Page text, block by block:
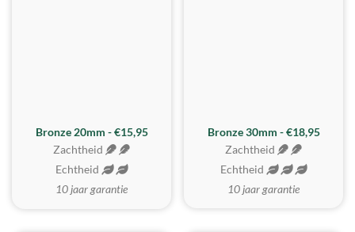
Bronze 20mm - €15,95
Zachtheid
Echtheid
10 jaar garantie
BESTE KOOP
Bronze 30mm - €18,95
Zachtheid
Echtheid
10 jaar garantie